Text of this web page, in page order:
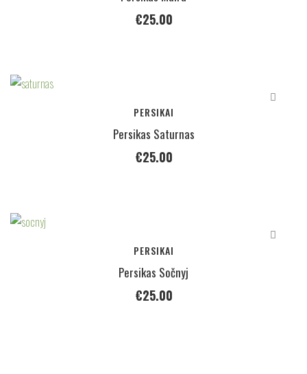
€25.00
PERSIKAI
Persikas Saturnas
€25.00
PERSIKAI
Persikas Sočnyj
€25.00